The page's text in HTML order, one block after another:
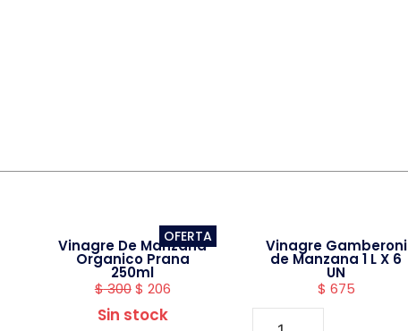
OFERTA
Vinagre De Manzana
Organico Prana
250ml
$300$ 206
Sin stock
Vinagre Gamberoni
de Manzana 1 L X 6
UN
$ 675